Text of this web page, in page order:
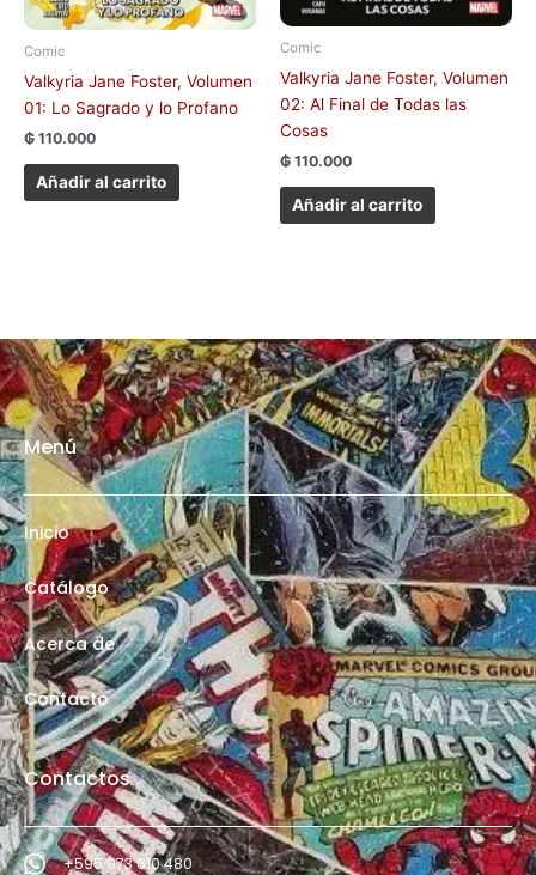
Comic
Valkyria Jane Foster, Volumen
01: Lo Sagrado y lo Profano
₲ 110.000
Añadir al carrito
Comic
Valkyria Jane Foster, Volumen
02: Al Final de Todas las
Cosas
₲ 110.000
Añadir al carrito
Menú
Inicio
Catálogo
Acerca de
Contacto
Contactos
+595 973 610 480